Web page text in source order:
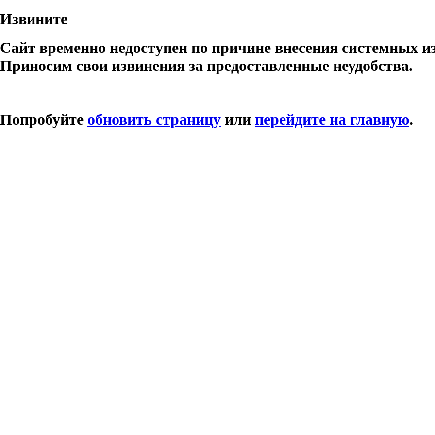
Извините
Сайт временно недоступен по причине внесения системных
Приносим свои извинения за предоставленные неудобства.
Попробуйте обновить страницу или перейдите на главную.